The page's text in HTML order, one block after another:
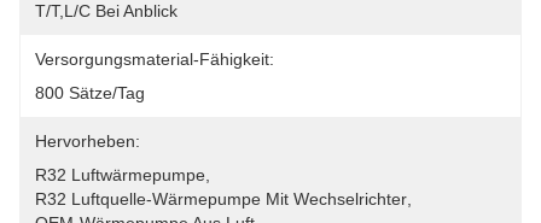
T/T,L/C Bei Anblick
Versorgungsmaterial-Fähigkeit:
800 Sätze/Tag
Hervorheben:
R32 Luftwärmepumpe
R32 Luftquelle-Wärmepumpe Mit Wechselrichter